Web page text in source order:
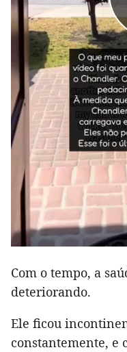
Com o tempo, a
deteriorando.
Ele ficou
constantemente, e